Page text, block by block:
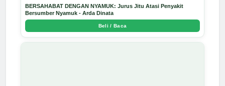
BERSAHABAT DENGAN NYAMUK: Jurus Jitu Atasi Penyakit
Bersumber Nyamuk - Arda Dinata
Beli / Baca